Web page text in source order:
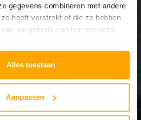
gegevens combineren met andere
heeft verstrekt of die ze hebben
uw gebruik van hun services.
Alles toestaan
Aanpassen